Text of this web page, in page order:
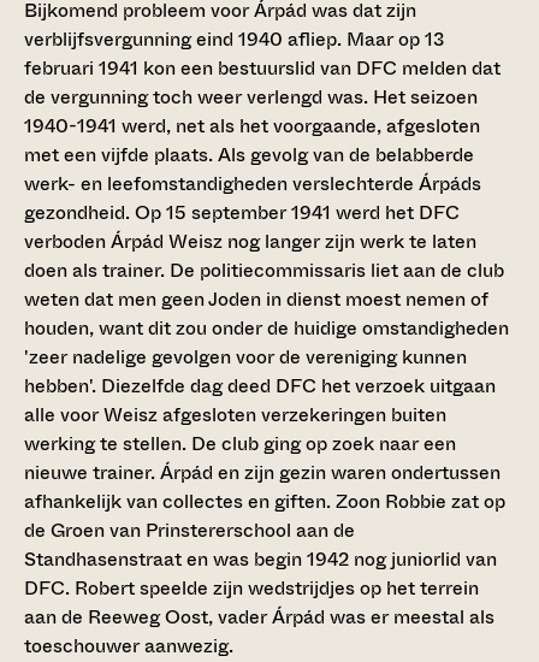
Bijkomend probleem voor Árpád was dat zijn
verblijfsvergunning eind 1940 afliep. Maar op 13
februari 1941 kon een bestuurslid van DFC melden dat
de vergunning toch weer verlengd was. Het seizoen
1940-1941 werd, net als het voorgaande, afgesloten
met een vijfde plaats. Als gevolg van de belabberde
werk- en leefomstandigheden verslechterde Árpáds
gezondheid. Op 15 september 1941 werd het DFC
verboden Árpád Weisz nog langer zijn werk te laten
doen als trainer. De politiecommissaris liet aan de club
weten dat men geen Joden in dienst moest nemen of
houden, want dit zou onder de huidige omstandigheden
'zeer nadelige gevolgen voor de vereniging kunnen
hebben'. Diezelfde dag deed DFC het verzoek uitgaan
alle voor Weisz afgesloten verzekeringen buiten
werking te stellen. De club ging op zoek naar een
nieuwe trainer. Árpád en zijn gezin waren ondertussen
afhankelijk van collectes en giften. Zoon Robbie zat op
de Groen van Prinstererschool aan de
Standhasenstraat en was begin 1942 nog juniorlid van
DFC. Robert speelde zijn wedstrijdjes op het terrein
aan de Reeweg Oost, vader Árpád was er meestal als
toeschouwer aanwezig.